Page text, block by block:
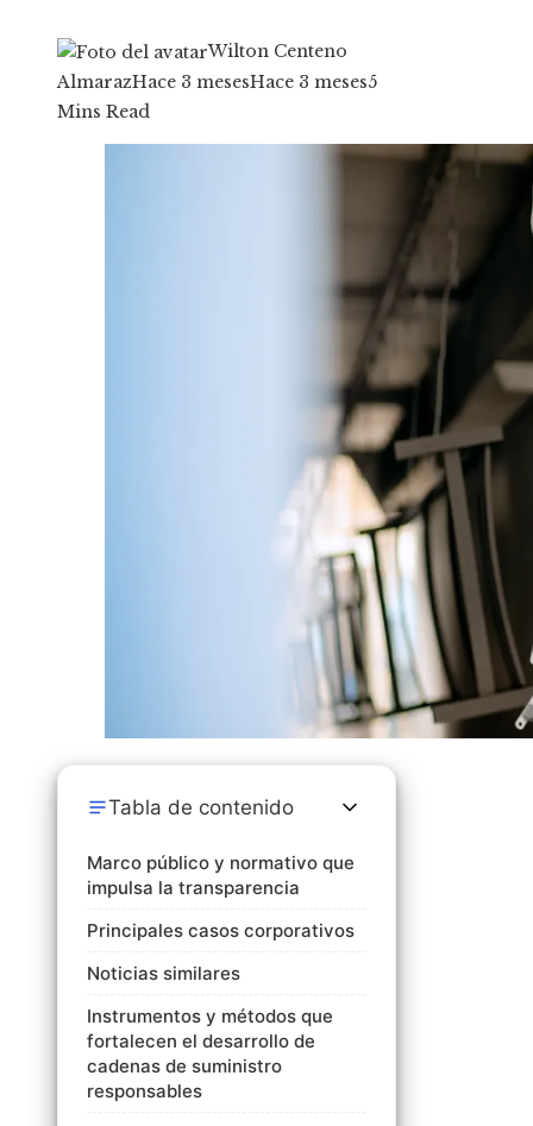
Wilton Centeno
AlmarazHace 3 mesesHace 3 meses5
Mins Read
Tabla de contenido
Marco público y normativo que
impulsa la transparencia
Principales casos corporativos
Noticias similares
Instrumentos y métodos que
fortalecen el desarrollo de
cadenas de suministro
responsables